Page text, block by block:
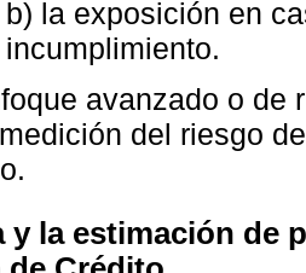
b) la exposición en
avanzado o de
del riesgo
y la estimación de